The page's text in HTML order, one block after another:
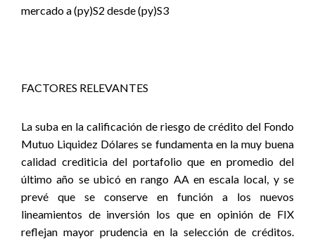
mercado a (py)S2 desde (py)S3
FACTORES RELEVANTES
La suba en la calificación de riesgo de crédito del Fondo
Mutuo Liquidez Dólares se fundamenta en la muy buena
calidad crediticia del portafolio que en promedio del
último año se ubicó en rango AA en escala local, y se
prevé que se conserve en función a los nuevos
lineamientos de inversión los que en opinión de FIX
reflejan mayor prudencia en la selección de créditos.